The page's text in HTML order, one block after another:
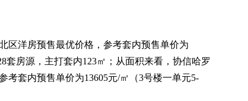
区洋房预售最优价格，参考套内预售单价为
套房源，主打套内123㎡；从面积来看，协信哈罗
考套内预售单价为13605元/㎡（3号楼一单元5-